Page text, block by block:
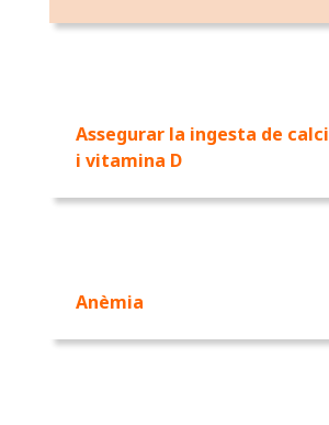
Assegurar la ingesta de calci
i vitamina D
Anèmia